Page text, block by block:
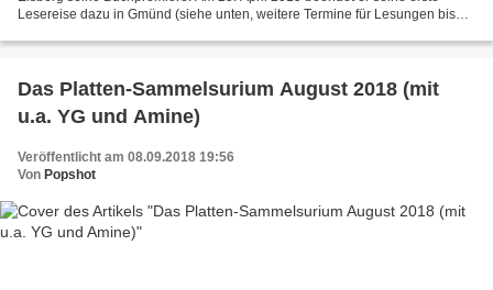
Lesereise dazu in Gmünd (siehe unten, weitere Termine für Lesungen bisher
Das Platten-Sammelsurium August 2018 (mit
u.a. YG und Amine)
Veröffentlicht am 08.09.2018 19:56
Von Popshot